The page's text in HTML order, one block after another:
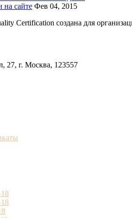
на сайте Фев 04, 2015
Certification создана для
27, г. Москва, 123557